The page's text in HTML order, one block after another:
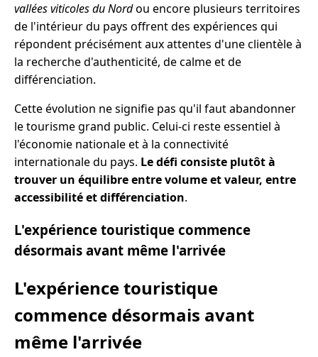
vallées viticoles du Nordou encore plusieurs territoires
de l'intérieur du pays offrent des expériences qui
répondent précisément aux attentes d'une clientèle à
la recherche d'authenticité, de calme et de
différenciation.
Cette évolution ne signifie pas qu'il faut abandonner
le tourisme grand public. Celui-ci reste essentiel à
l'économie nationale et à la connectivité
internationale du pays. Le défi consiste plutôt à
trouver un équilibre entre volume et valeur, entre
accessibilité et différenciation.
L'expérience touristique commence
désormais avant même l'arrivée
L'expérience touristique
commence désormais avant
même l'arrivée